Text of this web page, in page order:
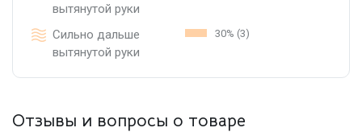
вытянутой руки
Сильно дальше
вытянутой руки
30% (3)
Отзывы и вопросы о товаре